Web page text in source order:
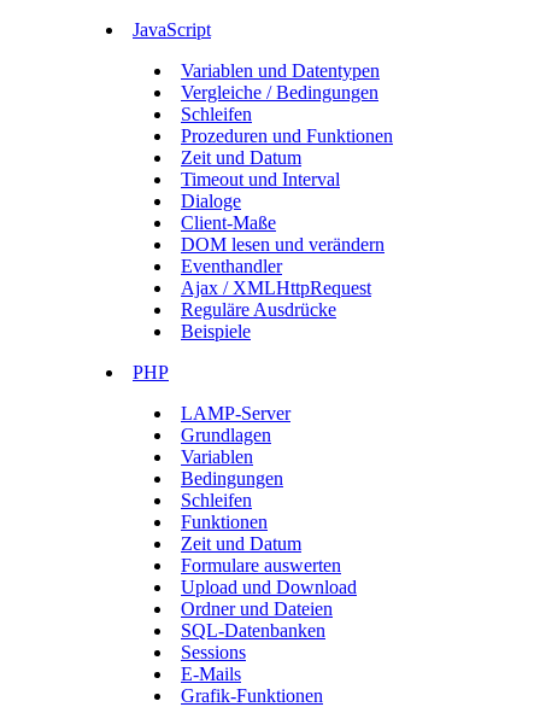
JavaScript
Variablen und Datentypen
Vergleiche / Bedingungen
Schleifen
Prozeduren und Funktionen
Zeit und Datum
Timeout und Interval
Dialoge
Client-Maße
DOM lesen und verändern
Eventhandler
Ajax / XMLHttpRequest
Reguläre Ausdrücke
Beispiele
PHP
LAMP-Server
Grundlagen
Variablen
Bedingungen
Schleifen
Funktionen
Zeit und Datum
Formulare auswerten
Upload und Download
Ordner und Dateien
SQL-Datenbanken
Sessions
E-Mails
Grafik-Funktionen